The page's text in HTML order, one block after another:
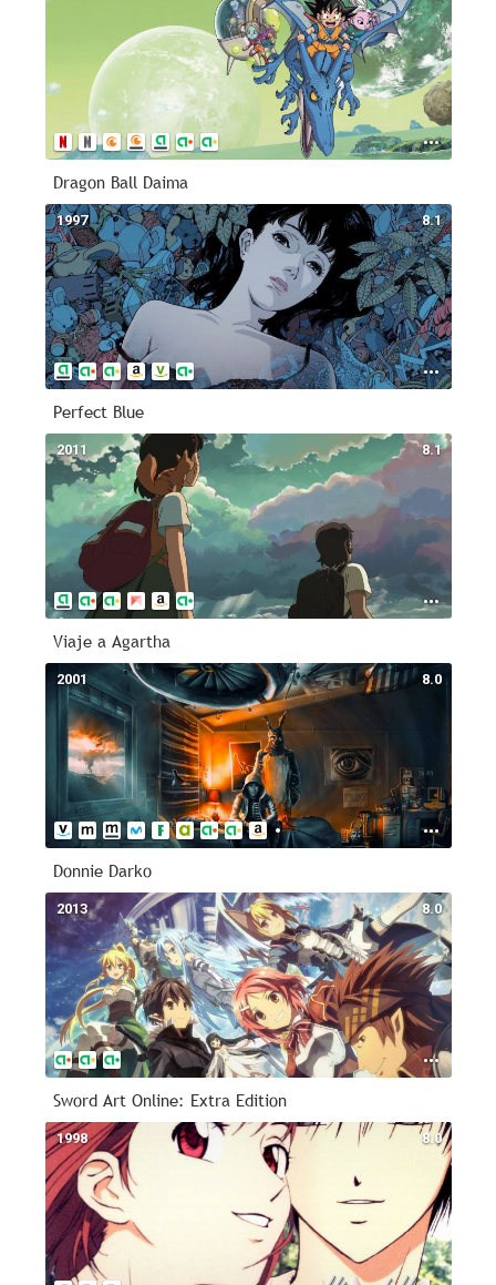
Dragon Ball Daima
8.1
1997
Perfect Blue
8.1
2011
Viaje a Agartha
8.0
2001
Donnie Darko
8.0
2013
Sword Art Online: Extra Edition
8.0
1998